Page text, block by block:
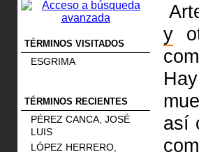
TÉRMINOS VISITADOS
ESGRIMA
TÉRMINOS RECIENTES
PÉREZ CANCA, JOSÉ
LUIS
LÓPEZ HERRERO,
y
así